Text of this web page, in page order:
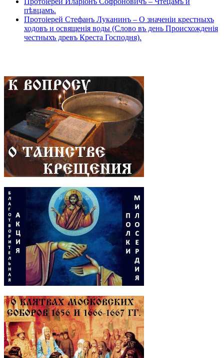
пѣвцамъ.
Протоіерей Стефанъ Луканинъ – О значеніи крестныхъ
ходовъ и освященія воды (Слово въ день Происхожденія
честныхъ древъ Креста Господня).